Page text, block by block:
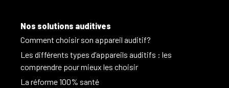
Nos solutions auditives
Comment choisir son appareil auditif?
Les différents types d’appareils auditifs : les
comprendre pour mieux les choisir
La réforme 100% santé